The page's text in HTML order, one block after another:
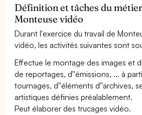
Définition et tâches du
Monteuse vidéo
Durant l'exercice du travail de
vidéo, les activités suivantes sont
Effectue le montage des images et
de reportages, d''émissions, ... à
tournages, d''éléments d''archives,
artistiques définies préalablement.
Peut élaborer des trucages vidéo.